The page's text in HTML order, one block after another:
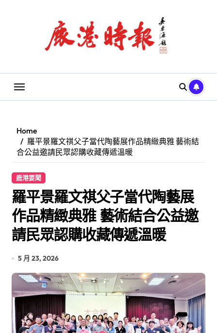
Home
羅平景羅文祺父子當代陶藝展作品精緻典雅 藝術結
合公益邀請民眾認購收藏傳遞溫暖
鹿港要聞
羅平景羅文祺父子當代陶藝展
作品精緻典雅 藝術結合公益邀
請民眾認購收藏傳遞溫暖
5 月 23, 2026